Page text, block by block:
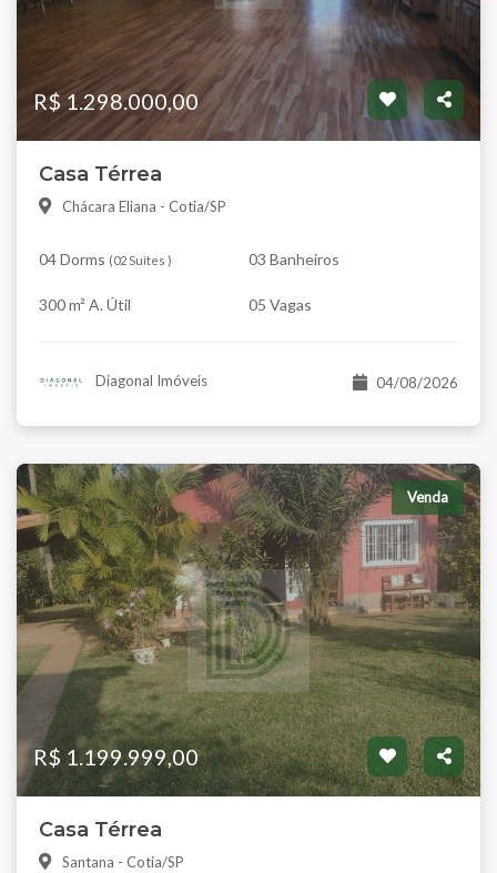
R$ 1.298.000,00
Casa Térrea
Chácara Eliana - Cotia/SP
04 Dorms (02 Suítes ) 03 Banheiros
300 m² A. Útil 05 Vagas
Diagonal Imóveis 04/08/2026
Venda
R$ 1.199.999,00
Casa Térrea
Santana - Cotia/SP